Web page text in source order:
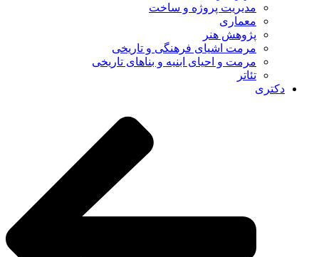
مدیریت پروژه و ساخت
معماری
پژوهش هنر
مرمت اشیای فرهنگی و تاریخی
مرمت و احیای ابنیه و بناهای تاریخی
تئاتر
دکتری